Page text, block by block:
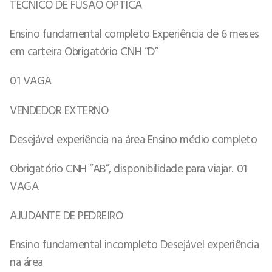
TÉCNICO DE FUSÃO ÓPTICA
Ensino fundamental completo Experiência de 6 meses
em carteira Obrigatório CNH “D”
01 VAGA
VENDEDOR EXTERNO
Desejável experiência na área Ensino médio completo
Obrigatório CNH “AB”, disponibilidade para viajar. 01
VAGA
AJUDANTE DE PEDREIRO
Ensino fundamental incompleto Desejável experiência
na área